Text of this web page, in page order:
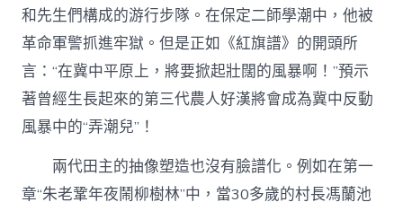
和先生們構成的游行步隊。在保定二師學潮中，他被
革命軍警抓進牢獄。但是正如《紅旗譜》的開頭所
言：“在冀中平原上，將要掀起壯闊的風暴啊！”預示
著曾經生長起來的第三代農人好漢將會成為冀中反動
風暴中的“弄潮兒”！
兩代田主的抽像塑造也沒有臉譜化。例如在第一
章“朱老鞏年夜鬧柳樹林”中，當30多歲的村長馮蘭池